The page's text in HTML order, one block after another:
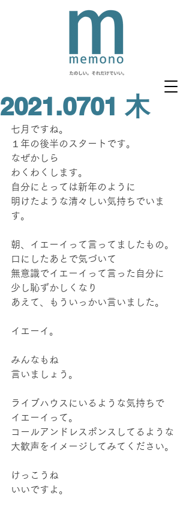
2021.0701 木
七月ですね。
１年の後半のスタートです。
なぜかしら
わくわくします。
自分にとっては新年のように
明けたような清々しい気持ちでいま
す。
朝、イエーイって言ってましたもの。
口にしたあとで気づいて
無意識でイエーイって言った自分に
少し恥ずかしくなり
あえて、もういっかい言いました。
イエーイ。
みんなもね
言いましょう。
ライブハウスにいるような気持ちで
イエーイって。
コールアンドレスポンスしてるような
大歓声をイメージしてみてください。
けっこうね
いいですよ。